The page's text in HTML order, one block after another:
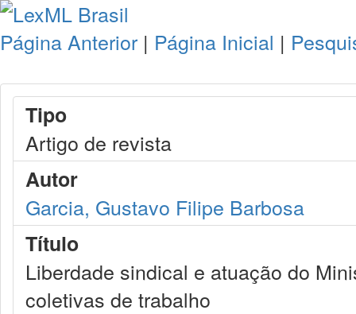
Página Anterior | Página Inicial |
Tipo
Artigo de revista
Autor
Garcia, Gustavo Filipe Barbosa
Título
Liberdade sindical e atuação do
coletivas de trabalho